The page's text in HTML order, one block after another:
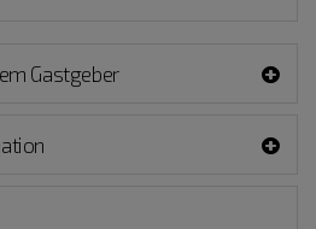
Gastgeber